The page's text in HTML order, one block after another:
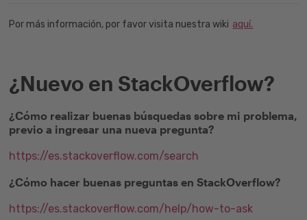
Por más información, por favor visita nuestra wiki aquí.
¿Nuevo en StackOverflow?
¿Cómo realizar buenas búsquedas sobre mi problema,
previo a ingresar una nueva pregunta?
https://es.stackoverflow.com/search
¿Cómo hacer buenas preguntas en StackOverflow?
https://es.stackoverflow.com/help/how-to-ask